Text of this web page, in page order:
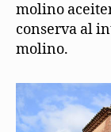
molino
conserva al
molino.